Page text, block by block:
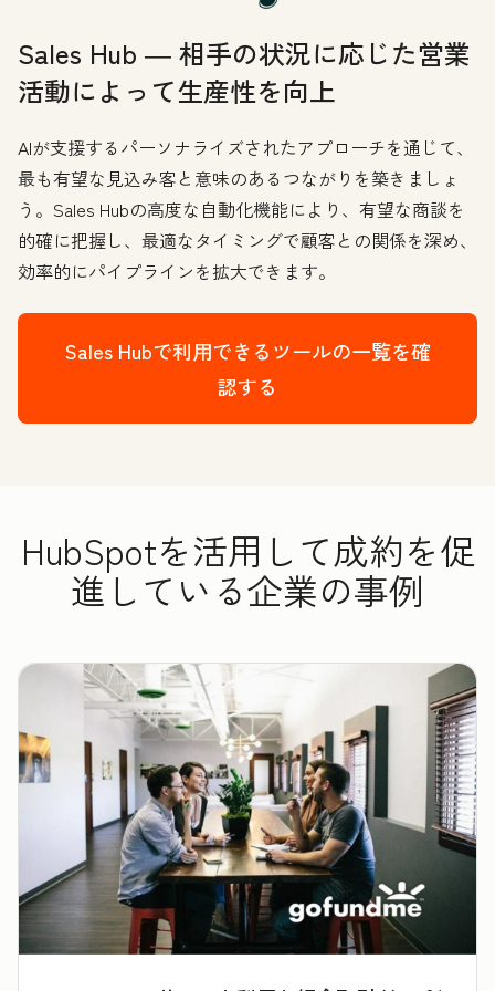
Sales Hub ― 相手の状況に応じた営業
活動によって生産性を向上
AIが支援するパーソナライズされたアプローチを通じて、
最も有望な見込み客と意味のあるつながりを築きましょ
う。Sales Hubの高度な自動化機能により、有望な商談を
的確に把握し、最適なタイミングで顧客との関係を深め、
効率的にパイプラインを拡大できます。
Sales Hubで利用できるツールの一覧を確
認する
HubSpotを活用して成約を促
進している企業の事例